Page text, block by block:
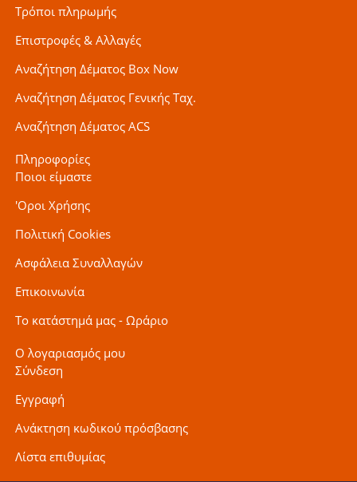
Τρόποι πληρωμής
Επιστροφές & Αλλαγές
Αναζήτηση Δέματος Box Now
Αναζήτηση Δέματος Γενικής Ταχ.
Αναζήτηση Δέματος ACS
Πληροφορίες
Ποιοι είμαστε
'Οροι Χρήσης
Πολιτική Cookies
Ασφάλεια Συναλλαγών
Επικοινωνία
Το κατάστημά μας - Ωράριο
Ο λογαριασμός μου
Σύνδεση
Εγγραφή
Ανάκτηση κωδικού πρόσβασης
Λίστα επιθυμίας